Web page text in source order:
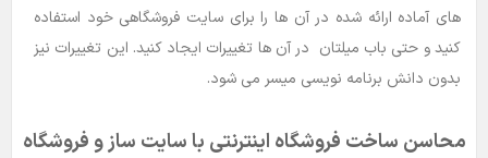
های آماده ارائه شده در آن ها را برای سایت فروشگاهی خود استفاده
کنید و حتی باب میلتان در آن ها تغییرات ایجاد کنید. این تغییرات نیز
بدون دانش برنامه نویسی میسر می شود.
محاسن ساخت فروشگاه اینترنتی با سایت ساز و فروشگاه